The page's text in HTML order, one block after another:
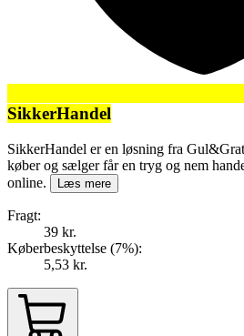
SikkerHandel
SikkerHandel er en løsning fra
køber og sælger får en tryg og nem
online.
Læs mere
Fragt:
39 kr.
Køberbeskyttelse (7%):
5,53 kr.